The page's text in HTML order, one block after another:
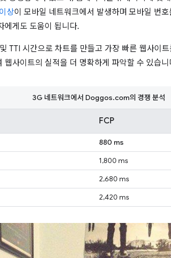
상이 모바일 네트워크에서 발생하며 모바일 번
에게도 도움이 됩니다.
TTI 시간으로 차트를 만들고 가장 빠른 웹사이
웹사이트의 실적을 더 명확하게 파악할 수 있습니
FCP
880 ms
1,800 ms
2,680 ms
2,420 ms
3G 네트워크에서 Doggos.com의 경쟁 분석